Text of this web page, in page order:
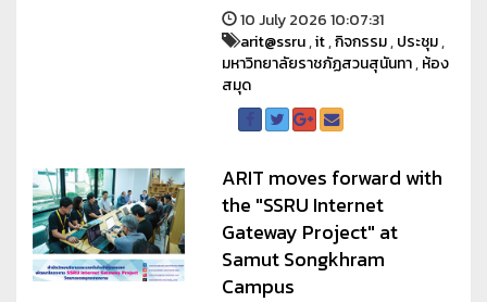
10 July 2026 10:07:31
arit@ssru,it,กิจกรรม,ประชุม,
มหาวิทยาลัยราชภัฏสวนสุนันทา,ห้อง
สมุด
ARIT moves forward with
the "SSRU Internet
Gateway Project" at
Samut Songkhram
Campus